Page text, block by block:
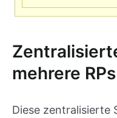
mehrere RPs
Diese zentralisierte